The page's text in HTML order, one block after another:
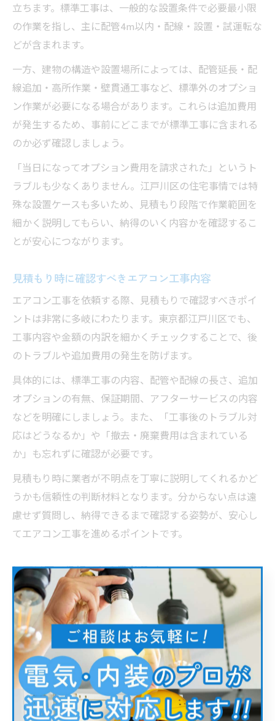
立ちます。標準工事は、一般的な設置条件で必要最小限
の作業を指し、主に配管4m以内・配線・設置・試運転な
どが含まれます。
一方、建物の構造や設置場所によっては、配管延長・配
線追加・高所作業・壁貫通工事など、標準外のオプショ
ン作業が必要になる場合があります。これらは追加費用
が発生するため、事前にどこまでが標準工事に含まれる
のか必ず確認しましょう。
「当日になってオプション費用を請求された」というト
ラブルも少なくありません。江戸川区の住宅事情では特
殊な設置ケースも多いため、見積もり段階で作業範囲を
細かく説明してもらい、納得のいく内容かを確認するこ
とが安心につながります。
見積もり時に確認すべきエアコン工事内容
エアコン工事を依頼する際、見積もりで確認すべきポイ
ントは非常に多岐にわたります。東京都江戸川区でも、
工事内容や金額の内訳を細かくチェックすることで、後
のトラブルや追加費用の発生を防げます。
具体的には、標準工事の内容、配管や配線の長さ、追加
オプションの有無、保証期間、アフターサービスの内容
などを明確にしましょう。また、「工事後のトラブル対
応はどうなるか」や「撤去・廃棄費用は含まれている
か」も忘れずに確認が必要です。
見積もり時に業者が不明点を丁寧に説明してくれるかど
うかも信頼性の判断材料となります。分からない点は遠
慮せず質問し、納得できるまで確認する姿勢が、安心し
てエアコン工事を進めるポイントです。
江戸川区で信頼できる業者選びのコツ
江戸川区でエアコン工事業者を選ぶ際は、地域密着型で
実績が豊富な業者を選ぶことが安心への第一歩です。地
元での施工経験が多い業者は、区内特有の建物事情や配
線事情にも精通しているため、迅速かつ丁寧な対応が期
待できます。
加えて、口コミ評価や過去の施工事例、資格保有の有
無、保証内容などをチェックしましょう。インターネッ